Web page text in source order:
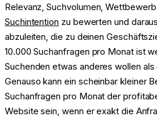
Relevanz, Suchvolumen,
Suchintention zu bewerten und
abzuleiten, die zu deinen
10.000 Suchanfragen pro Monat ist
Suchenden etwas anderes wollen
Genauso kann ein scheinbar kleiner
Suchanfragen pro Monat der
Website sein, wenn er exakt die